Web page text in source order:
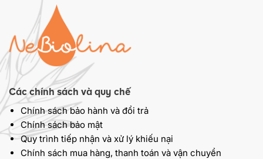
Các chính sách và quy chế
Chính sách bảo hành và đổi trả
Chính sách bảo mật
Quy trình tiếp nhận và xử lý khiếu nại
Chính sách mua hàng, thanh toán và vận chuyển